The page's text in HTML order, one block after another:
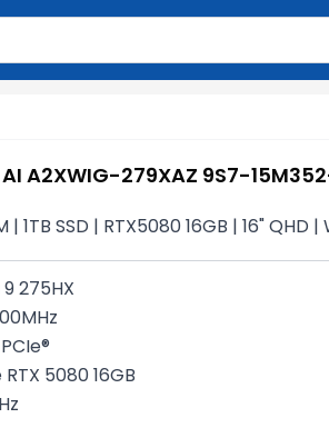
basın və ya nəticələr
AI A2XWIG-279XAZ 9S7-
1TB SSD | RTX5080 16GB | 16" QHD |
275HX
RTX 5080 16GB